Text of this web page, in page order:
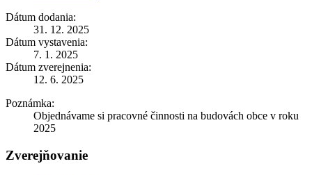
Dátum dodania:
31. 12. 2025
Dátum vystavenia:
7. 1. 2025
Dátum zverejnenia:
12. 6. 2025
Poznámka:
Objednávame si pracovné činnosti na budovách obce v roku
2025
Zverejňovanie